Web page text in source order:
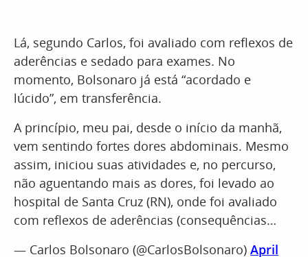
Lá, segundo Carlos, foi avaliado com reflexos de
aderências e sedado para exames. No
momento, Bolsonaro já está “acordado e
lúcido”, em transferência.
A princípio, meu pai, desde o início da manhã,
vem sentindo fortes dores abdominais. Mesmo
assim, iniciou suas atividades e, no percurso,
não aguentando mais as dores, foi levado ao
hospital de Santa Cruz (RN), onde foi avaliado
com reflexos de aderências (consequências…
— Carlos Bolsonaro (@CarlosBolsonaro) April